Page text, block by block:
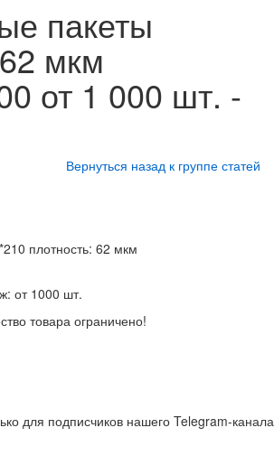
пакеты
мкм
от 1 000 шт. -
Вернуться назад к группе статей
плотность: 62 мкм
от 1000 шт.
товара ограничено!
для подписчиков нашего Telegram-канала